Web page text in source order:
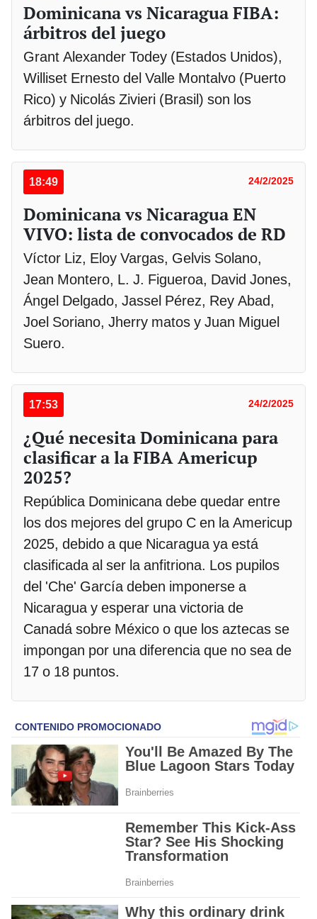
Dominicana vs Nicaragua FIBA:
árbitros del juego
Grant Alexander Todey (Estados Unidos),
Williset Ernesto del Valle Montalvo (Puerto
Rico) y Nicolás Zivieri (Brasil) son los
árbitros del juego.
18:49 24/2/2025
Dominicana vs Nicaragua EN
VIVO: lista de convocados de RD
Víctor Liz, Eloy Vargas, Gelvis Solano,
Jean Montero, L. J. Figueroa, David Jones,
Ángel Delgado, Jassel Pérez, Rey Abad,
Joel Soriano, Jherry matos y Juan Miguel
Suero.
17:53 24/2/2025
¿Qué necesita Dominicana para
clasificar a la FIBA Americup
2025?
República Dominicana debe quedar entre
los dos mejores del grupo C en la Americup
2025, debido a que Nicaragua ya está
clasificada al ser la anfitriona. Los pupilos
del 'Che' García deben imponerse a
Nicaragua y esperar una victoria de
Canadá sobre México o que los aztecas se
impongan por una diferencia que no sea de
17 o 18 puntos.